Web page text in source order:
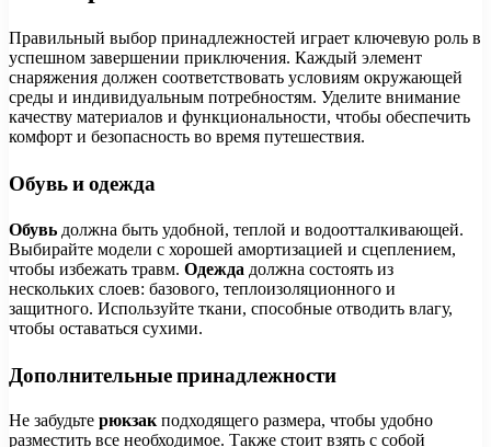
Правильный выбор принадлежностей играет ключевую роль в
успешном завершении приключения. Каждый элемент
снаряжения должен соответствовать условиям окружающей
среды и индивидуальным потребностям. Уделите внимание
качеству материалов и функциональности, чтобы обеспечить
комфорт и безопасность во время путешествия.
Обувь и одежда
Обувь должна быть удобной, теплой и водоотталкивающей.
Выбирайте модели с хорошей амортизацией и сцеплением,
чтобы избежать травм. Одежда должна состоять из
нескольких слоев: базового, теплоизоляционного и
защитного. Используйте ткани, способные отводить влагу,
чтобы оставаться сухими.
Дополнительные принадлежности
Не забудьте рюкзак подходящего размера, чтобы удобно
разместить все необходимое. Также стоит взять с собой